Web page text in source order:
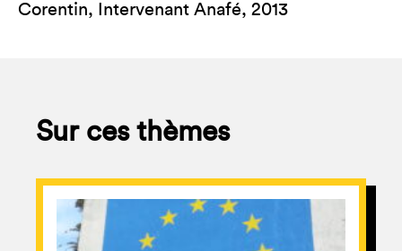
Corentin, Intervenant Anafé, 2013
Sur ces thèmes